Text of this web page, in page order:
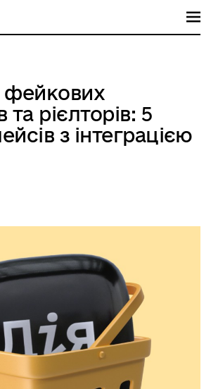
фейкових
та рієлторів: 5
з інтеграцією